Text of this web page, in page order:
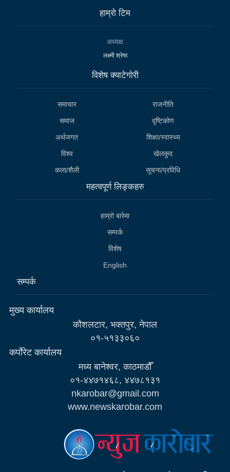
हाम्राे टिम
अध्यक्ष
लक्ष्मी श्रेष्ठ
विशेष क्याटेगाेरी
समाचार
राजनीति
समाज
दृष्टिकोण
अर्थजगत
शिक्षा/स्वास्थ्य
विश्व
खेलकुद
कला/शैली
सूचना/प्रविधि
महत्वपूर्ण लिङ्कहरु
हाम्राे बारेमा
सम्पर्क
विशेष
English
सम्पर्क
मुख्य कार्यालय
कौशलटार, भक्तपुर, नेपाल
०१-५१३३०६०
कर्पाेरेट कार्यालय
मध्य बानेश्वर, काठमाडौँ
०१-४४७१४६८, ४४७८१३१
nkarobar@gmail.com
www.newskarobar.com